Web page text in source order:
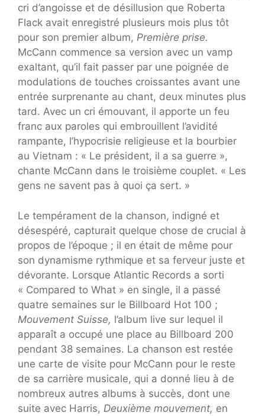
cri d’angoisse et de désillusion que Roberta
Flack avait enregistré plusieurs mois plus tôt
pour son premier album, Première prise.
McCann commence sa version avec un vamp
exaltant, qu’il fait passer par une poignée de
modulations de touches croissantes avant une
entrée surprenante au chant, deux minutes plus
tard. Avec un cri émouvant, il apporte un feu
franc aux paroles qui embrouillent l’avidité
rampante, l’hypocrisie religieuse et la bourbier
au Vietnam : « Le président, il a sa guerre »,
chante McCann dans le troisième couplet. « Les
gens ne savent pas à quoi ça sert. »
Le tempérament de la chanson, indigné et
désespéré, capturait quelque chose de crucial à
propos de l’époque ; il en était de même pour
son dynamisme rythmique et sa ferveur juste et
dévorante. Lorsque Atlantic Records a sorti
« Compared to What » en single, il a passé
quatre semaines sur le Billboard Hot 100 ;
Mouvement Suisse, l’album live sur lequel il
apparaît a occupé une place au Billboard 200
pendant 38 semaines. La chanson est restée
une carte de visite pour McCann pour le reste
de sa carrière musicale, qui a donné lieu à de
nombreux autres albums à succès, dont une
suite avec Harris, Deuxième mouvement, en